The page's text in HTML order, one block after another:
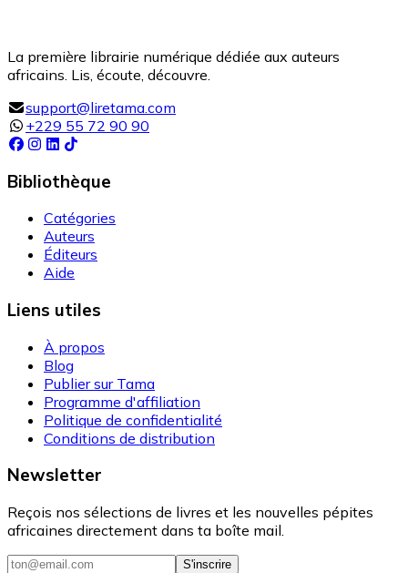
La première librairie numérique dédiée aux auteurs
africains. Lis, écoute, découvre.
support@liretama.com
+229 55 72 90 90
Bibliothèque
Catégories
Auteurs
Éditeurs
Aide
Liens utiles
À propos
Blog
Publier sur Tama
Programme d'affiliation
Politique de confidentialité
Conditions de distribution
Newsletter
Reçois nos sélections de livres et les nouvelles pépites
africaines directement dans ta boîte mail.
S'inscrire